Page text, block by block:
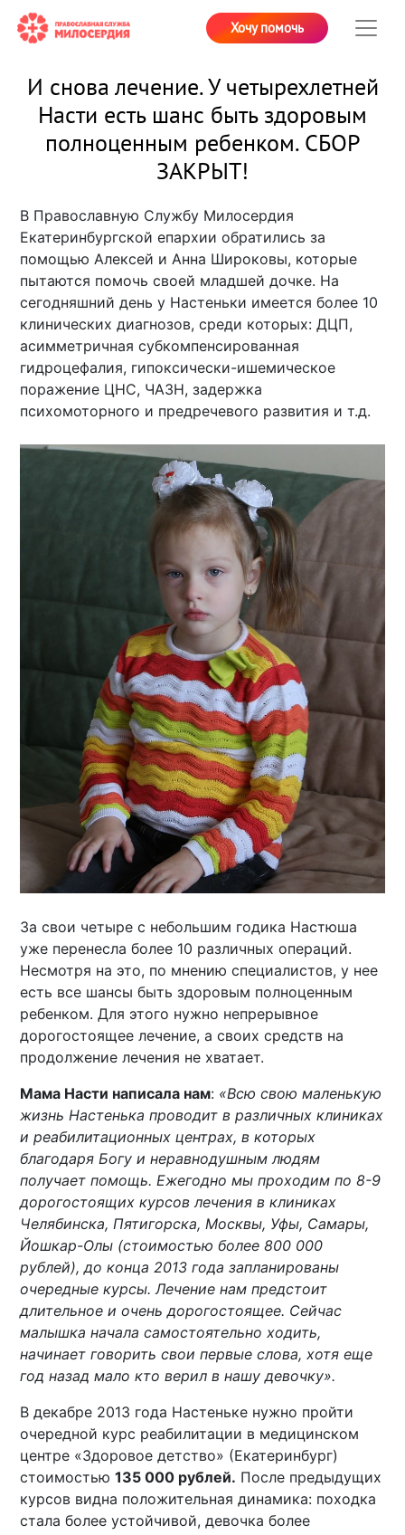
Хочу помочь
И снова лечение. У четырехлетней
Насти есть шанс быть здоровым
полноценным ребенком. СБОР
ЗАКРЫТ!
В Православную Службу Милосердия
Екатеринбургской епархии обратились за
помощью Алексей и Анна Широковы, которые
пытаются помочь своей младшей дочке. На
сегодняшний день у Настеньки имеется более 10
клинических диагнозов, среди которых: ДЦП,
асимметричная субкомпенсированная
гидроцефалия, гипоксически-ишемическое
поражение ЦНС, ЧАЗН, задержка
психомоторного и предречевого развития и т.д.
За свои четыре с небольшим годика Настюша
уже перенесла более 10 различных операций.
Несмотря на это, по мнению специалистов, у нее
есть все шансы быть здоровым полноценным
ребенком. Для этого нужно непрерывное
дорогостоящее лечение, а своих средств на
продолжение лечения не хватает.
Мама Насти написала нам: «Всю свою маленькую
жизнь Настенька проводит в различных клиниках
и реабилитационных центрах, в которых
благодаря Богу и неравнодушным людям
получает помощь. Ежегодно мы проходим по 8-9
дорогостоящих курсов лечения в клиниках
Челябинска, Пятигорска, Москвы, Уфы, Самары,
Йошкар-Олы (стоимостью более 800 000
рублей), до конца 2013 года запланированы
очередные курсы. Лечение нам предстоит
длительное и очень дорогостоящее. Сейчас
малышка начала самостоятельно ходить,
начинает говорить свои первые слова, хотя еще
год назад мало кто верил в нашу девочку».
В декабре 2013 года Настеньке нужно пройти
очередной курс реабилитации в медицинском
центре «Здоровое детство» (Екатеринбург)
стоимостью135 000 рублей. После предыдущих
курсов видна положительная динамика: походка
стала более устойчивой, девочка более